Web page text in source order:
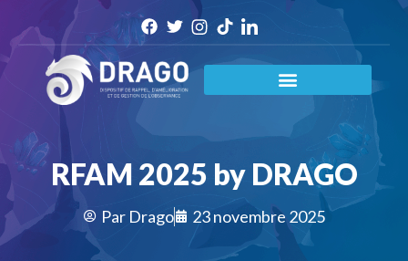
RFAM 2025 by DRAGO
ParDrago 23 novembre 2025